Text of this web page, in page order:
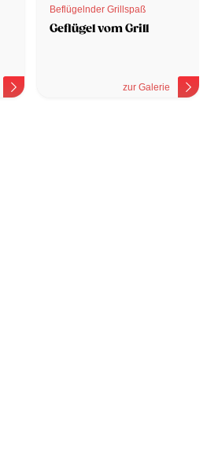
Beflügelnder Grillspaß
Geflügel vom Grill
zur Galerie